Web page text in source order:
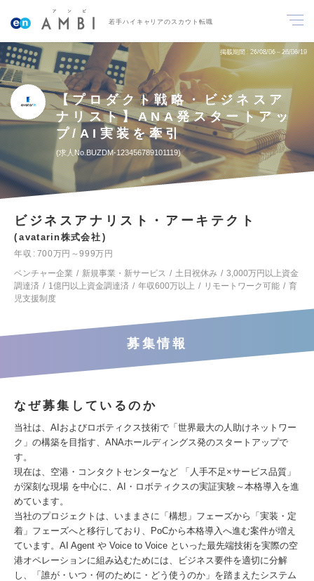
若手ハイキャリアのスカウト転職
掲載期間 26/08/06～26/08/19
【プロダクト戦略・ビジネスア
ナリスト】ANA発スタートアッ
プ/AI実装を牽引
求人No.BUZDM-123456789101119
ビジネスアナリスト・アーキテクト
avatarin株式会社
年収
700万円～999万円
ベンチャー企業
新規事業・新サービス 土日祝休み
3,000万円以上資金
調達済
1億円以上資金調達済 年収600万以上 リモートワーク可能
育
児支援制度
募集情報
なぜ募集しているのか
当社は、AIおよびロボティクス技術で「世界最大の人助けネットワー
ク」の構築を目指す、ANAホールディングス発のスタートアップで
す。
現在は、空港・コンタクトセンターなど 「人手不足×サービス品質」
が深刻な現場 を中心に、AI・ロボティクスの実証実験～本格導入を進
めています。
当社のプロジェクトは、いままさに「構想」フェーズから「実装・定
着」フェーズへと移行しており、PoCから本格導入へ進む案件が増え
ています。AI Agent や Voice to Voice といった最先端技術を実際の空
港オペレーションに組み込むためには、ビジネス要件を適切に分解
し、「誰が・いつ・何のために・どう使うのか」を踏まえたシステム